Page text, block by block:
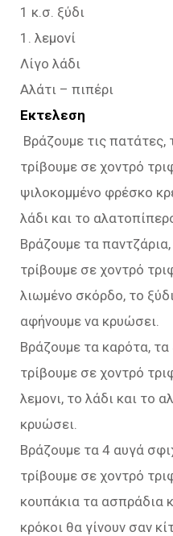
1 κ.σ. ξύδι
1. λεμονί
Λίγο λάδι
Αλάτι – πιπέρι
Εκτελεση
Βράζουμε τις πατάτες,
τρίβουμε σε χοντρό
ψιλοκομμένο φρέσκο
λάδι και το
Βράζουμε τα
τρίβουμε σε χοντρό
λιωμένο σκόρδο, το
αφήνουμε να κρυώσει.
Βράζουμε τα καρότα,
τρίβουμε σε χοντρό
λεμονι, το λάδι και το
κρυώσει.
Βράζουμε τα 4 αυγά
τρίβουμε σε χοντρό
κουπάκια τα ασπράδια
κρόκοι θα γίνουν σαν